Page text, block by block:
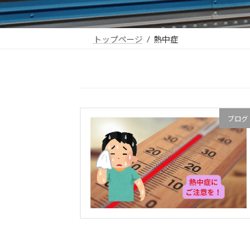
トップページ 熱中症
ブログ